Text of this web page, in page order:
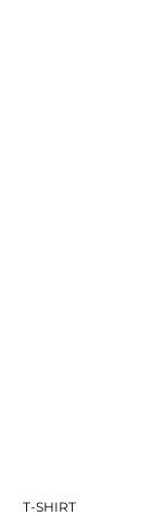
T-SHIRT